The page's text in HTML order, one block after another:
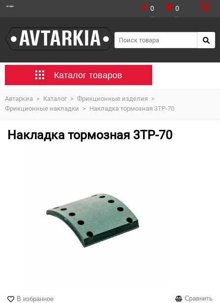
0 0
Каталог товаров
Автаркиа > Каталог > Фрикционные изделия >
Фрикционные накладки > Накладка тормозная 3ТР-70
Накладка тормозная 3ТР-70
В избранное Сравнить